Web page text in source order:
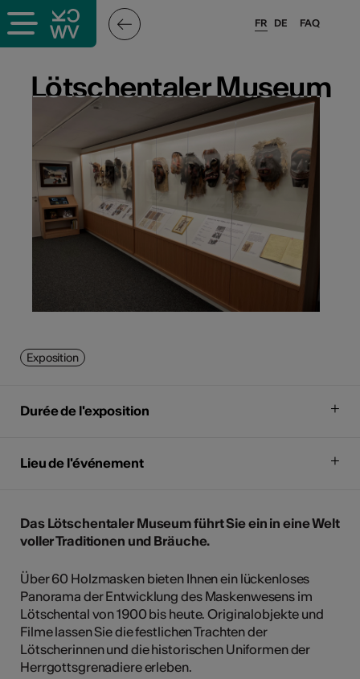
FAQ
FR DE
Lötschentaler Museum
Lötschentaler Museum
Exposition
Durée de l'exposition
Lieu de l'événement
Das Lötschentaler Museum führt Sie ein in eine Welt
voller Traditionen und Bräuche.
Über 60 Holzmasken bieten Ihnen ein lückenloses
Panorama der Entwicklung des Maskenwesens im
Lötschental von 1900 bis heute. Originalobjekte und
Filme lassen Sie die festlichen Trachten der
Lötscherinnen und die historischen Uniformen der
Herrgottsgrenadiere erleben.